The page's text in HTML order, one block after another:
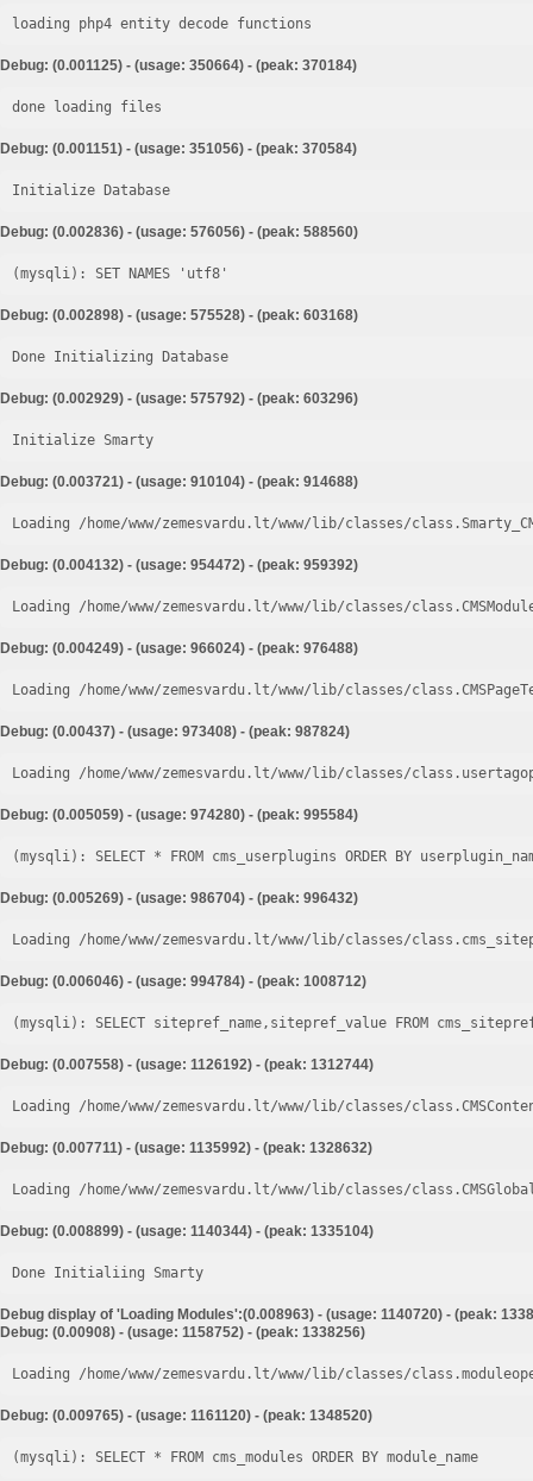
loading php4 entity decode functions
Debug: (0.001125) - (usage: 350664) - (peak: 370184)
done loading files
Debug: (0.001151) - (usage: 351056) - (peak: 370584)
Initialize Database
Debug: (0.002836) - (usage: 576056) - (peak: 588560)
Debug: (0.002898) - (usage: 575528) - (peak: 603168)
Done Initializing Database
Debug: (0.002929) - (usage: 575792) - (peak: 603296)
Initialize Smarty
Debug: (0.003721) - (usage: 910104) - (peak: 914688)
Loading /home/www/zemesvardu.lt/www/lib/classes/
Debug: (0.004132) - (usage: 954472) - (peak: 959392)
Loading /home/www/zemesvardu.lt/www/lib/classes/
Debug: (0.004249) - (usage: 966024) - (peak: 976488)
Loading /home/www/zemesvardu.lt/www/lib/classes/
Debug: (0.00437) - (usage: 973408) - (peak: 987824)
Loading /home/www/zemesvardu.lt/www/lib/classes/
Debug: (0.005059) - (usage: 974280) - (peak: 995584)
Debug: (0.005269) - (usage: 986704) - (peak: 996432)
Loading /home/www/zemesvardu.lt/www/lib/classes/
Debug: (0.006046) - (usage: 994784) - (peak: 1008712)
Debug: (0.007558) - (usage: 1126192) - (peak: 1312744)
Loading /home/www/zemesvardu.lt/www/lib/classes/
Debug: (0.007711) - (usage: 1135992) - (peak: 1328632)
Loading /home/www/zemesvardu.lt/www/lib/classes/
Debug: (0.008899) - (usage: 1140344) - (peak: 1335104)
Done Initialiing Smarty
Debug display of 'Loading Modules':(0.008963) - (usage: 1140720) - (peak:
Debug: (0.00908) - (usage: 1158752) - (peak: 1338256)
Loading /home/www/zemesvardu.lt/www/lib/classes/
Debug: (0.009765) - (usage: 1161120) - (peak: 1348520)